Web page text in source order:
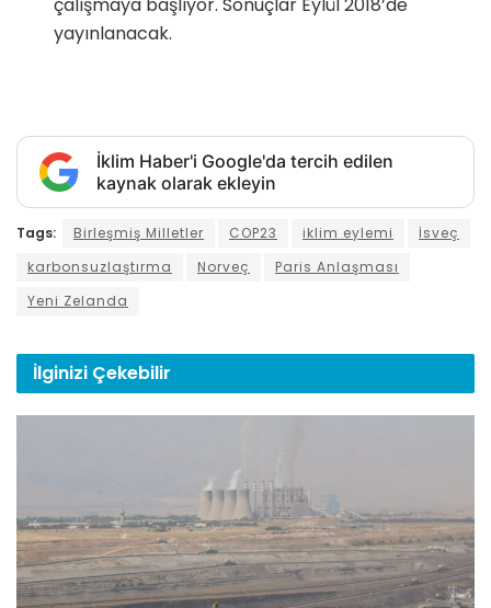
yayınlanacak.
İklim Haber'i Google'da tercih edilen
kaynak olarak ekleyin
Tags: Birleşmiş Milletler COP23 iklim eylemi
İsveç
karbonsuzlaştırma
Norveç
Paris Anlaşması
Yeni Zelanda
İlginizi Çekebilir